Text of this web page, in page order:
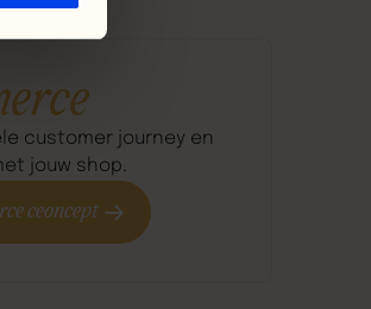
customer journey en
jouw shop.
ceoncept